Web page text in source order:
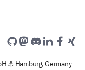
⚓ Hamburg, Germany